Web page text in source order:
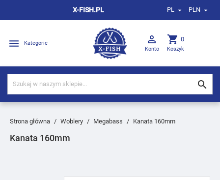
X-FISH.PL PL  PLN 
 Kategorie 
Konto
shopping_cart 0
Koszyk

Strona główna Woblery Megabass Kanata 160mm
Kanata 160mm